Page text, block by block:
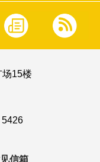
15楼
5426
信箱